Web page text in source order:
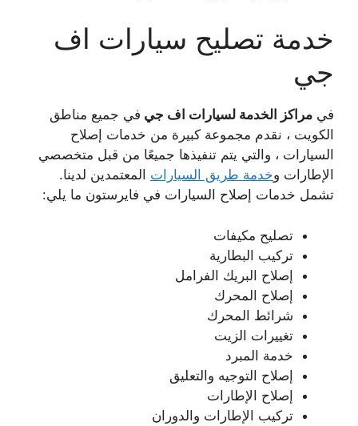
خدمة تصليح سيارات اف
جي
في مراكز الخدمة لسيارات اف جي في جميع مناطق
الكويت ، نقدم مجموعة كبيرة من خدمات إصلاح
السيارات ، والتي يتم تنفيذها جميعًا من قبل متخصصي
الإطارات وخدمة طريق السيارات المعتمدين لدينا.
تشمل خدمات إصلاح السيارات في فايرستون ما يلي:
تصليح مكيفات
تركيب البطارية
إصلاح البريك الفرامل
إصلاح المحرك
شرائط المحرك
تغييرات الزيت
خدمة المبرد
إصلاح التوجيه والتعليق
إصلاح الإطارات
تركيب الإطارات والدوران